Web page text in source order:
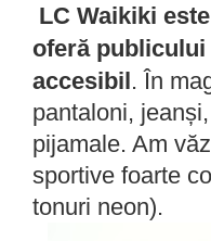
LC Waikiki
oferă publicului
accesibil. În
pantaloni,
pijamale. Am
sportive foarte
tonuri neon).